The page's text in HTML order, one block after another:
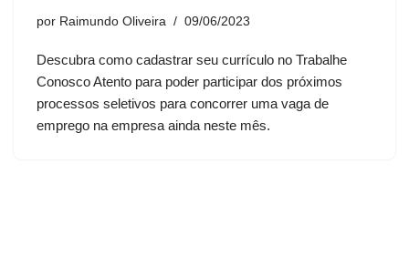
por Raimundo Oliveira 09/06/2023
Descubra como cadastrar seu currículo no Trabalhe
Conosco Atento para poder participar dos próximos
processos seletivos para concorrer uma vaga de
emprego na empresa ainda neste mês.